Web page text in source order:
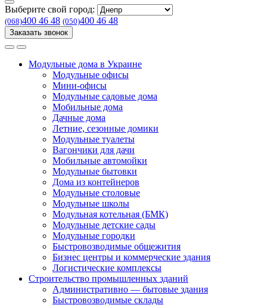
Выберите свой город:
(068)400 46 48 (050)400 46 48
Заказать звонок
Модульные дома в Украине
Модульные офисы
Мини-офисы
Модульные садовые дома
Мобильные дома
Дачные дома
Летние, сезонные домики
Модульные туалеты
Вагончики для дачи
Мобильные автомойки
Модульные бытовки
Дома из контейнеров
Модульные столовые
Модульные школы
Модульная котельная (БМК)
Модульные детские сады
Модульные городки
Быстровозводимые общежития
Бизнес центры и коммерческие здания
Логистические комплексы
Строительство промышленных зданий
Административно — бытовые здания
Быстровозводимые склады